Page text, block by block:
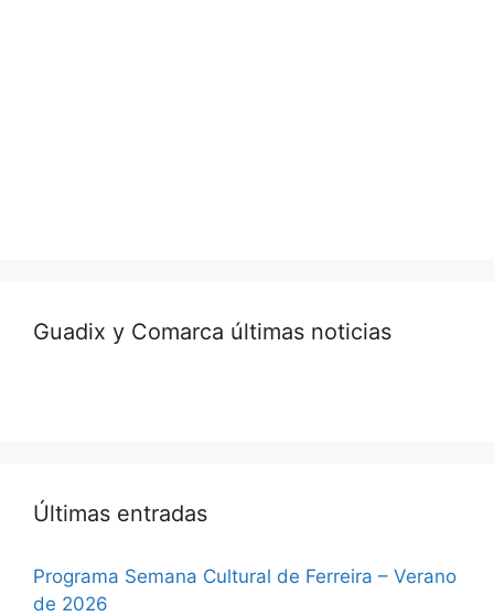
Guadix y Comarca últimas noticias
Últimas entradas
Programa Semana Cultural de Ferreira – Verano
de 2026